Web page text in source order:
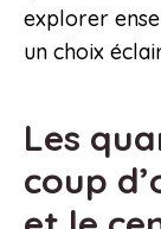
explorer
un choix
Les
coup